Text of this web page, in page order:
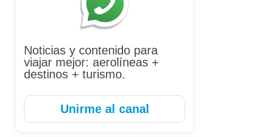
Noticias y contenido para
viajar mejor: aerolíneas +
destinos + turismo.
Unirme al canal